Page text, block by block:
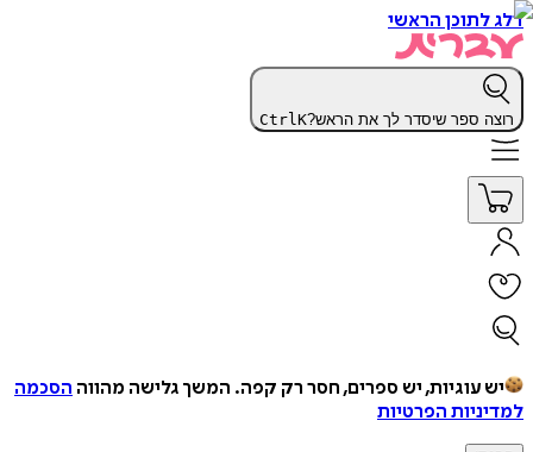
דלג לתוכן הראשי
רוצה ספר שיסדר לך את הראש? CtrlK
יש עוגיות, יש ספרים, חסר רק קפה. המשך גלישה מהווה הסכמה
למדיניות הפרטיות